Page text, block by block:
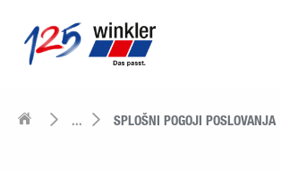
... SPLOŠNI POGOJI POSLOVANJA